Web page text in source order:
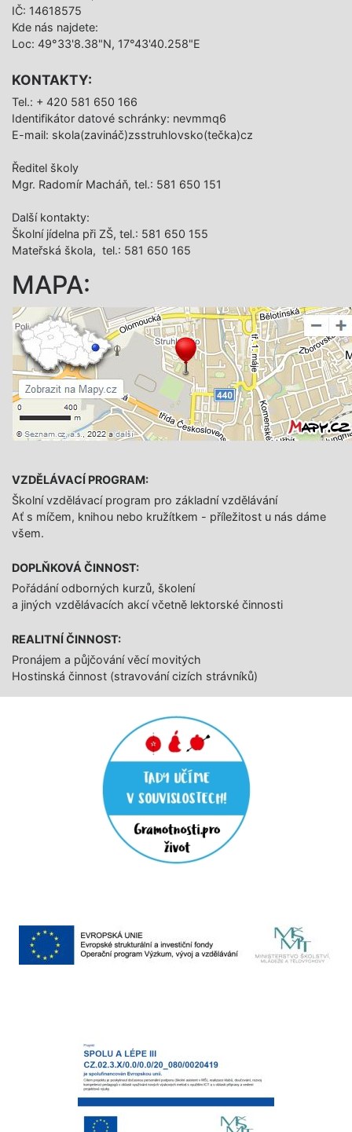
IČ: 14618575
Kde nás najdete:
Loc: 49°33'8.38"N, 17°43'40.258"E
KONTAKTY:
Tel.: + 420 581 650 166
Identifikátor datové schránky: nevmmq6
E-mail: skola(zavináč)zsstruhlovsko(tečka)cz
Ředitel školy
Mgr. Radomír Macháň, tel.: 581 650 151
Další­ kontakty:
Školní jídelna při ZŠ, tel.: 581 650 155
Mateřská škola, tel.: 581 650 165
MAPA:
VZDĚLÁVACÍ PROGRAM:
Školní vzdělávací program pro základní vzdělávání
Ať s míčem, knihou nebo kružítkem - příležitost u nás dáme
všem.
DOPLŇKOVÁ ČINNOST:
Pořádání odborných kurzů, školení
a jiných vzdělávacích akcí včetně lektorské činnosti
REALITNÍ ČINNOST:
Pronájem a půjčování věcí movitých
Hostinská činnost (stravování cizích strávníků)